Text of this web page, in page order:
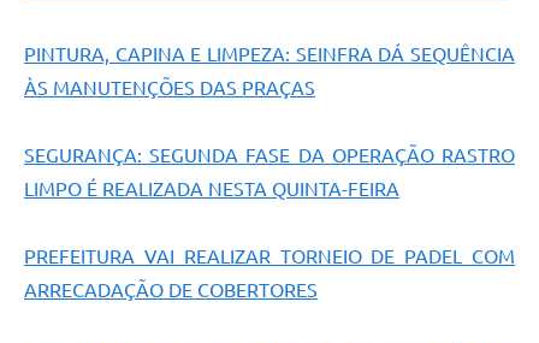
PINTURA, CAPINA E LIMPEZA: SEINFRA DÁ SEQUÊNCIA
ÀS MANUTENÇÕES DAS PRAÇAS
SEGURANÇA: SEGUNDA FASE DA OPERAÇÃO RASTRO
LIMPO É REALIZADA NESTA QUINTA-FEIRA
PREFEITURA VAI REALIZAR TORNEIO DE PADEL COM
ARRECADAÇÃO DE COBERTORES